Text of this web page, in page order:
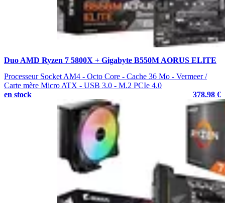
Duo AMD Ryzen 7 5800X + Gigabyte B550M AORUS ELITE
Processeur Socket AM4 - Octo Core - Cache 36 Mo - Vermeer /
Carte mère Micro ATX - USB 3.0 - M.2 PCIe 4.0
en stock
378.98 €